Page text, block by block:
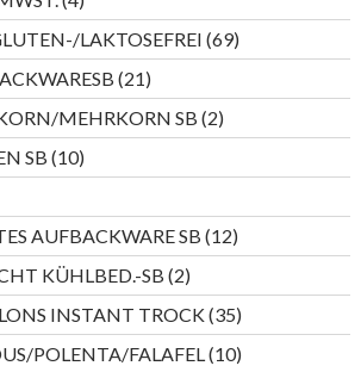
Produkte
LAKTOSEFREI 6969
Produkte
2121
Produkte
MEHRKORN SB 22
Produkte
SB 1010
Produkte
AUFBACKWARE SB 1212
Produkte
KÜHLBED.-SB 22
Produkte
INSTANT TROCK 3535
Produkte
POLENTA/FALAFEL 1010